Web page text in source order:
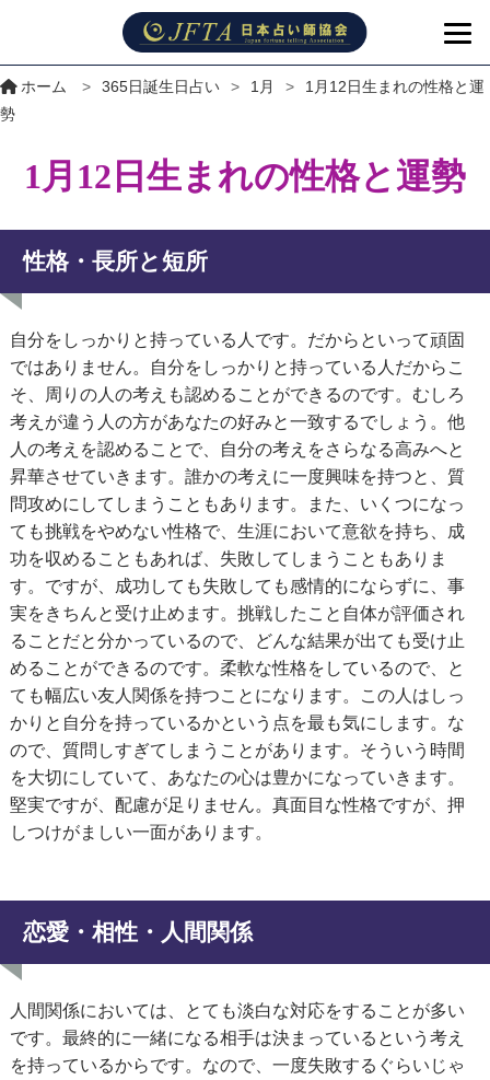
ホーム > 365日誕生日占い > 1月 >
1月12日生まれの性格と運
勢
1月12日生まれの性格と運勢
性格・長所と短所
自分をしっかりと持っている人です。だからといって頑固
ではありません。自分をしっかりと持っている人だからこ
そ、周りの人の考えも認めることができるのです。むしろ
考えが違う人の方があなたの好みと一致するでしょう。他
人の考えを認めることで、自分の考えをさらなる高みへと
昇華させていきます。誰かの考えに一度興味を持つと、質
問攻めにしてしまうこともあります。また、いくつになっ
ても挑戦をやめない性格で、生涯において意欲を持ち、成
功を収めることもあれば、失敗してしまうこともありま
す。ですが、成功しても失敗しても感情的にならずに、事
実をきちんと受け止めます。挑戦したこと自体が評価され
ることだと分かっているので、どんな結果が出ても受け止
めることができるのです。柔軟な性格をしているので、と
ても幅広い友人関係を持つことになります。この人はしっ
かりと自分を持っているかという点を最も気にします。な
ので、質問しすぎてしまうことがあります。そういう時間
を大切にしていて、あなたの心は豊かになっていきます。
堅実ですが、配慮が足りません。真面目な性格ですが、押
しつけがましい一面があります。
恋愛・相性・人間関係
人間関係においては、とても淡白な対応をすることが多い
です。最終的に一緒になる相手は決まっているという考え
を持っているからです。なので、一度失敗するぐらいじゃ